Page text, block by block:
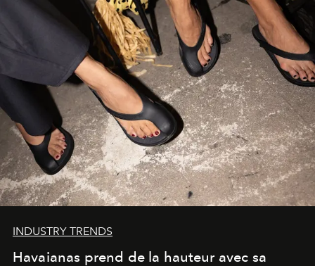
INDUSTRY TRENDS
Havaianas prend de la hauteur avec sa